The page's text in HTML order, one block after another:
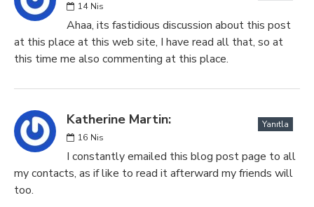
14 Nis
Ahaa, its fastidious discussion about this post
at this place at this web site, I have read all that, so at
this time me also commenting at this place.
Katherine Martin:
16 Nis
Yanıtla
I constantly emailed this blog post page to all
my contacts, as if like to read it afterward my friends will
too.